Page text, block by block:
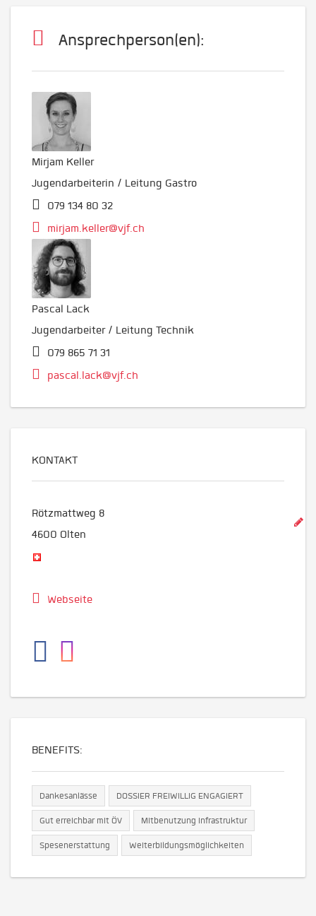
Ansprechperson(en):
Mirjam Keller
Jugendarbeiterin / Leitung Gastro
079 134 80 32
mirjam.keller@vjf.ch
Pascal Lack
Jugendarbeiter / Leitung Technik
079 865 71 31
pascal.lack@vjf.ch
KONTAKT
Rötzmattweg 8
4600 Olten
Webseite
BENEFITS:
Dankesanlässe DOSSIER FREIWILLIG ENGAGIERT
Gut erreichbar mit ÖV Mitbenutzung Infrastruktur
Spesenerstattung Weiterbildungsmöglichkeiten